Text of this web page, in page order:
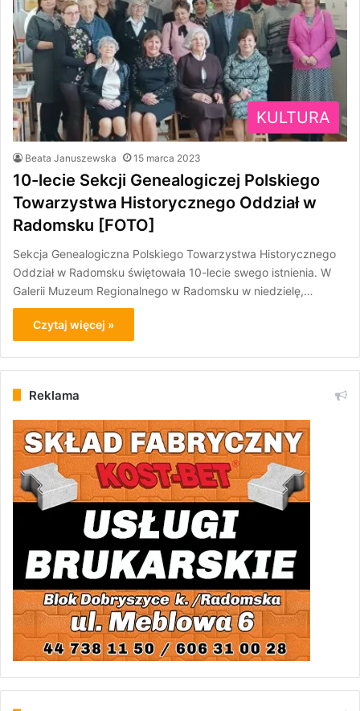
KULTURA
Beata Januszewska 15 marca 2023
10-lecie Sekcji Genealogiczej Polskiego
Towarzystwa Historycznego Oddział w
Radomsku [FOTO]
Sekcja Genealogiczna Polskiego Towarzystwa Historycznego
Oddział w Radomsku świętowała 10-lecie swego istnienia. W
Galerii Muzeum Regionalnego w Radomsku w niedzielę,…
Czytaj więcej »
Reklama